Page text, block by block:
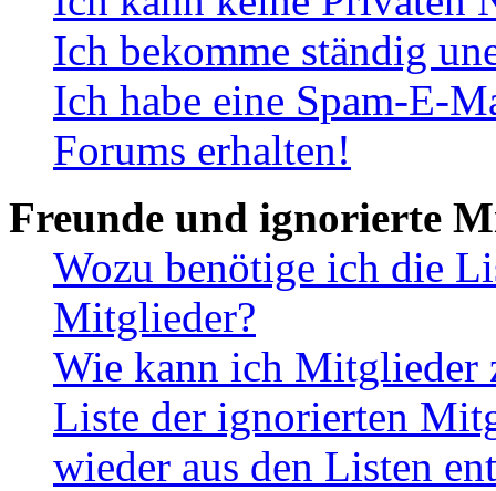
Ich bekomme ständig
Ich habe eine Spam-E-
Forums erhalten!
Freunde und ignorierte
Wozu benötige ich die
Mitglieder?
Wie kann ich Mitglieder
Liste der ignorierten
wieder aus den Listen